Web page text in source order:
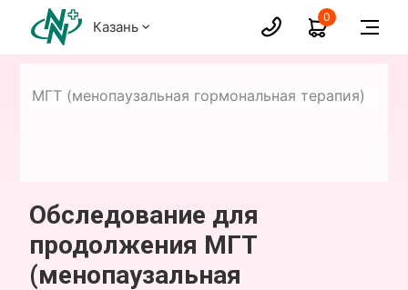
Казань
0
МГТ (менопаузальная гормональная терапия)
Обследование для
продолжения МГТ
(менопаузальная